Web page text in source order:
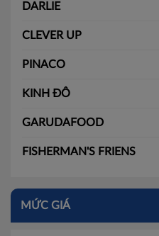
DARLIE
CLEVER UP
PINACO
KINH ĐÔ
GARUDAFOOD
FISHERMAN'S FRIENS
MỨC GIÁ